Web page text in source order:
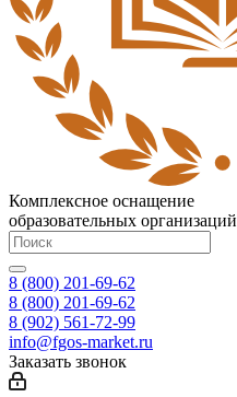
Комплексное оснащение
образовательных организаций
8 (800) 201-69-62
8 (800) 201-69-62
8 (902) 561-72-99
info@fgos-market.ru
Заказать звонок